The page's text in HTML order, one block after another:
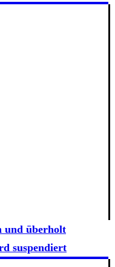
und überholt
suspendiert